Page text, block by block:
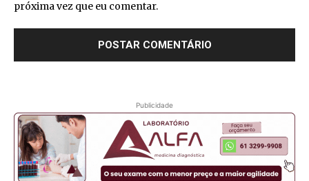
próxima vez que eu comentar.
Publicidade